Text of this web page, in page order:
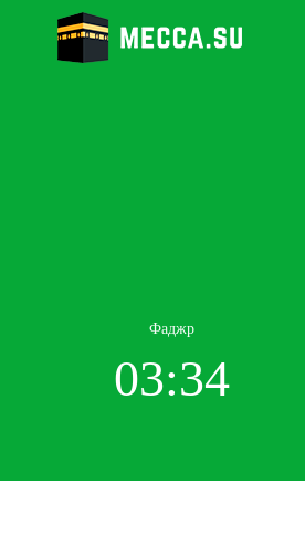
Фаджр
03:34